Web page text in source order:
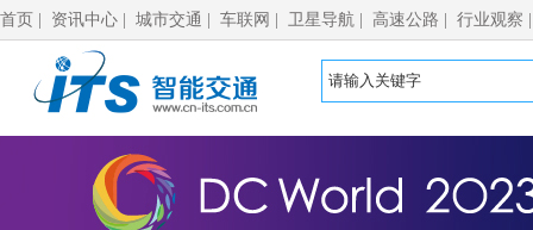
首页 资讯中心 城市交通 车联网 卫星导航 高速公路 行业观察